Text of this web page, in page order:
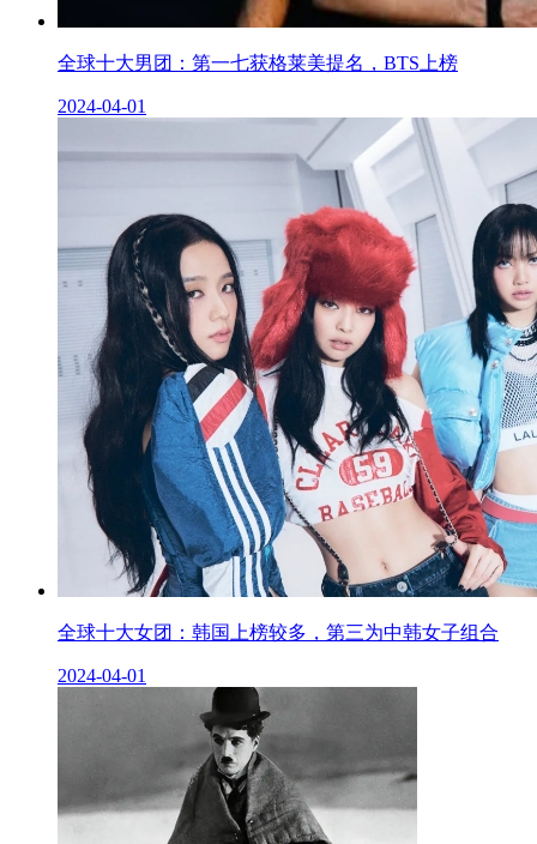
全球十大男团：第一七获格莱美提名，BTS上榜
2024-04-01
全球十大女团：韩国上榜较多，第三为中韩女子组合
2024-04-01